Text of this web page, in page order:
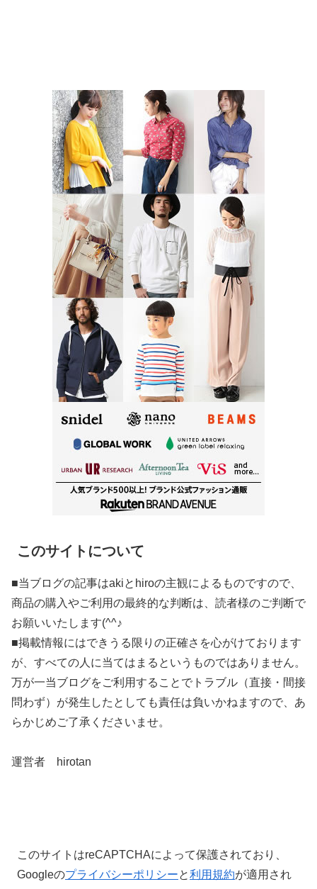
このサイトについて
■当ブログの記事はakiとhiroの主観によるものですので、
商品の購入やご利用の最終的な判断は、読者様のご判断で
お願いいたします(^^♪
■掲載情報にはできうる限りの正確さを心がけております
が、すべての人に当てはまるというものではありません。
万が一当ブログをご利用することでトラブル（直接・間接
問わず）が発生したとしても責任は負いかねますので、あ
らかじめご了承くださいませ。
運営者 hirotan
このサイトはreCAPTCHAによって保護されており、
Googleのプライバシーポリシーと利用規約が適用され